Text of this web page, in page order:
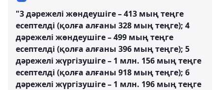
"3 дәрежелі жөндеушіге – 413 мың теңге
есептелді (қолға алғаны 328 мың теңге); 4
дәрежелі жөндеушіге – 499 мың теңге
есептелді (қолға алғаны 396 мың теңге); 5
дәрежелі жүргізушіге – 1 млн. 156 мың теңге
есептелді (қолға алғаны 918 мың теңге); 6
дәрежелі жүргізушіге – 1 млн. 196 мың теңге